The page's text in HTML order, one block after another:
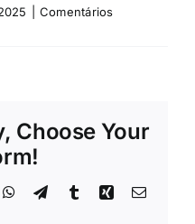
Comentários
Choose Your
WhatsApp
TelegramTumblrXing Email